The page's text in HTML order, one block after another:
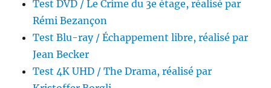
Test DVD / Le Crime du 3e étage, réalisé par
Rémi Bezançon
Test Blu-ray / Échappement libre, réalisé par
Jean Becker
Test 4K UHD / The Drama, réalisé par